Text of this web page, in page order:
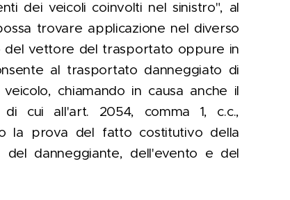
dei veicoli coinvolti nel sinistro", al
trovare applicazione nel diverso
del vettore del trasportato oppure in
al trasportato danneggiato di
chiamando in causa anche il
cui all'art. 2054, comma 1, c.c.,
la prova del fatto costitutivo della
danneggiante, dell'evento e del